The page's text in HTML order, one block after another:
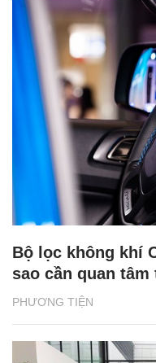
PHƯƠNG TIỆN
Bộ lọc không khí
sao cần quan